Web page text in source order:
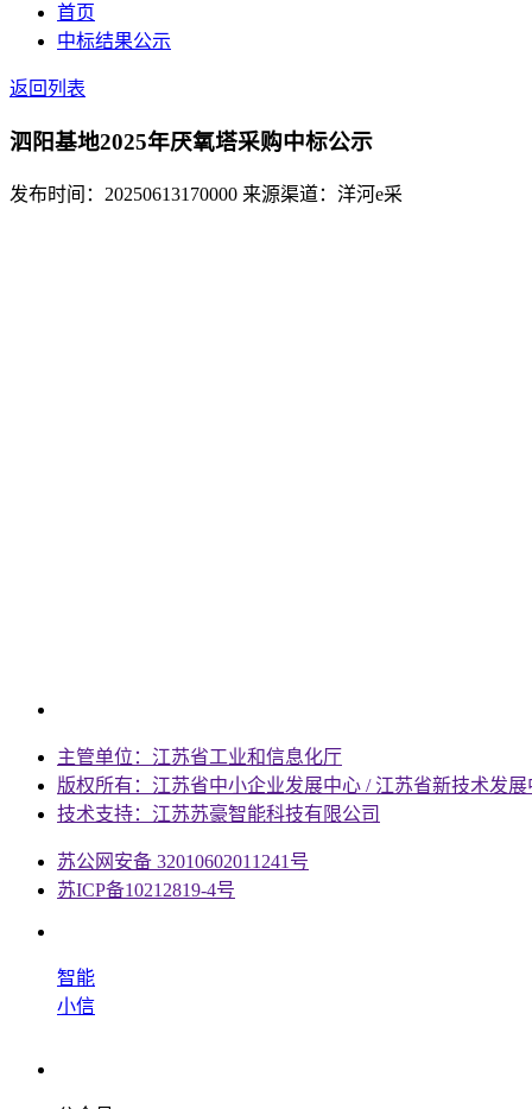
首页
中标结果公示
返回列表
泗阳基地2025年厌氧塔采购中标公示
发布时间：20250613170000 来源渠道：洋河e采
主管单位：江苏省工业和信息化厅
版权所有：江苏省中小企业发展中心 / 江苏省新技术发展
技术支持：江苏苏豪智能科技有限公司
苏公网安备 32010602011241号
苏ICP备10212819-4号
智能
小信